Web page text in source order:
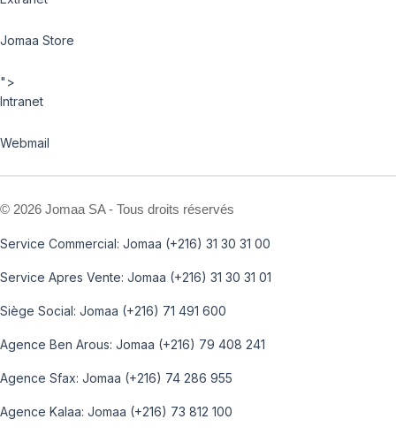
Jomaa Store
">
Intranet
Webmail
© 2026 Jomaa SA - Tous droits réservés
Service Commercial: Jomaa (+216) 31 30 31 00
Service Apres Vente: Jomaa (+216) 31 30 31 01
Siège Social: Jomaa (+216) 71 491 600
Agence Ben Arous: Jomaa (+216) 79 408 241
Agence Sfax: Jomaa (+216) 74 286 955
Agence Kalaa: Jomaa (+216) 73 812 100